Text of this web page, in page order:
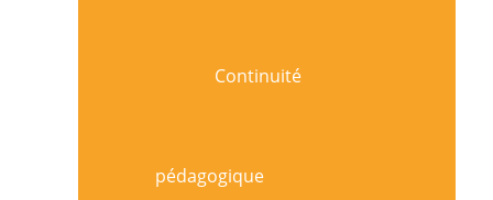
Continuité
pédagogique